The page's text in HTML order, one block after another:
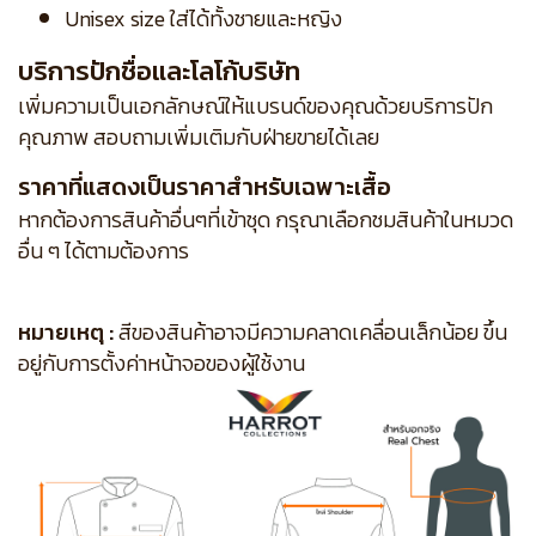
Unisex size ใส่ได้ทั้งชายและหญิง
บริการปักชื่อและโลโก้บริษัท
เพิ่มความเป็นเอกลักษณ์ให้แบรนด์ของคุณด้วยบริการปัก
คุณภาพ สอบถามเพิ่มเติมกับฝ่ายขายได้เลย
ราคาที่แสดงเป็นราคาสำหรับเฉพาะเสื้อ
หากต้องการสินค้าอื่นๆที่เข้าชุด กรุณาเลือกชมสินค้าในหมวด
อื่น ๆ ได้ตามต้องการ
หมายเหตุ :สีของสินค้าอาจมีความคลาดเคลื่อนเล็กน้อย ขึ้น
อยู่กับการตั้งค่าหน้าจอของผู้ใช้งาน